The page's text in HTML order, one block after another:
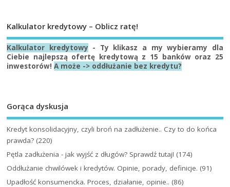
Kalkulator kredytowy – Oblicz ratę!
Kalkulator kredytowy - Ty klikasz a my wybieramy dla
Ciebie najlepszą ofertę kredytową z 15 banków oraz 25
inwestorów!A może -> oddłużanie bez kredytu?
Gorąca dyskusja
Kredyt konsolidacyjny, czyli broń na zadłużenie.. Czy to do końca
prawda? (220)
Pętla zadłużenia - jak wyjść z długów? Sprawdź tutaj! (174)
Oddłużanie chwilówek i kredytów. Opinie, porady, definicje. (91)
Upadłość konsumencka. Proces, działanie, opinie.. (86)